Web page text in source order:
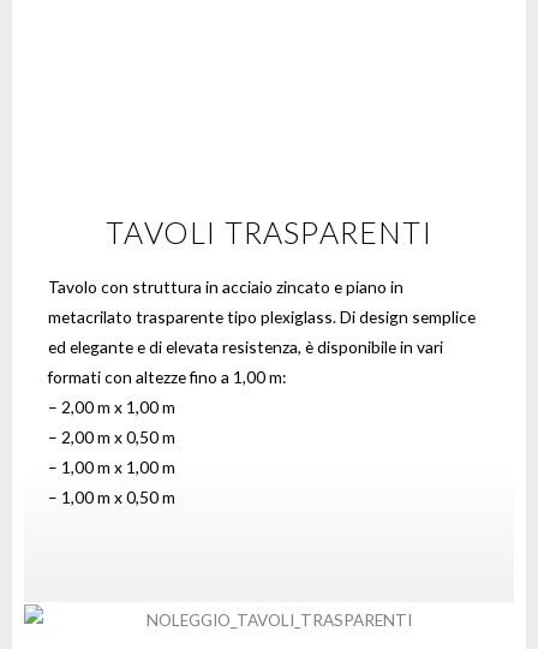
TAVOLI TRASPARENTI
Tavolo con struttura in acciaio zincato e piano in
metacrilato trasparente tipo plexiglass. Di design semplice
ed elegante e di elevata resistenza, è disponibile in vari
formati con altezze fino a 1,00 m:
– 2,00 m x 1,00 m
– 2,00 m x 0,50 m
– 1,00 m x 1,00 m
– 1,00 m x 0,50 m